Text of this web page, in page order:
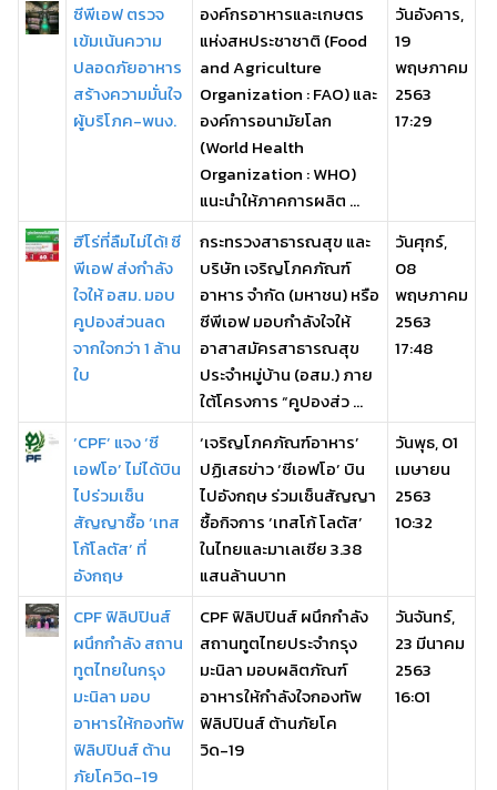
ซีพีเอฟ ตรวจ
เข้มเน้นความ
ปลอดภัยอาหาร
สร้างความมั่นใจ
ผู้บริโภค-พนง.
องค์กรอาหารและเกษตร
แห่งสหประชาชาติ (Food
and Agriculture
Organization : FAO) และ
องค์การอนามัยโลก
(World Health
Organization : WHO)
แนะนำให้ภาคการผลิต ...
วันอังคาร,
19
พฤษภาคม
2563
17:29
ฮีโร่ที่ลืมไม่ได้! ซี
พีเอฟ ส่งกำลัง
ใจให้ อสม. มอบ
คูปองส่วนลด
จากใจกว่า 1 ล้าน
ใบ
กระทรวงสาธารณสุข และ
บริษัท เจริญโภคภัณฑ์
อาหาร จำกัด (มหาชน) หรือ
ซีพีเอฟ มอบกำลังใจให้
อาสาสมัครสาธารณสุข
ประจำหมู่บ้าน (อสม.) ภาย
ใต้โครงการ “คูปองส่ว ...
วันศุกร์,
08
พฤษภาคม
2563
17:48
‘CPF’ แจง ‘ซี
เอฟโอ’ ไม่ได้บิน
ไปร่วมเซ็น
สัญญาซื้อ ‘เทส
โก้โลตัส’ ที่
อังกฤษ
‘เจริญโภคภัณฑ์อาหาร’
ปฏิเสธข่าว ‘ซีเอฟโอ’ บิน
ไปอังกฤษ ร่วมเซ็นสัญญา
ซื้อกิจการ ‘เทสโก้ โลตัส’
ในไทยและมาเลเซีย 3.38
แสนล้านบาท
วันพุธ, 01
เมษายน
2563
10:32
CPF ฟิลิปปินส์
ผนึกกำลัง สถาน
ทูตไทยในกรุง
มะนิลา มอบ
อาหารให้กองทัพ
ฟิลิปปินส์ ต้าน
ภัยโควิด-19
CPF ฟิลิปปินส์ ผนึกกำลัง
สถานทูตไทยประจำกรุง
มะนิลา มอบผลิตภัณฑ์
อาหารให้กำลังใจกองทัพ
ฟิลิปปินส์ ต้านภัยโค
วิด-19
วันจันทร์,
23 มีนาคม
2563
16:01